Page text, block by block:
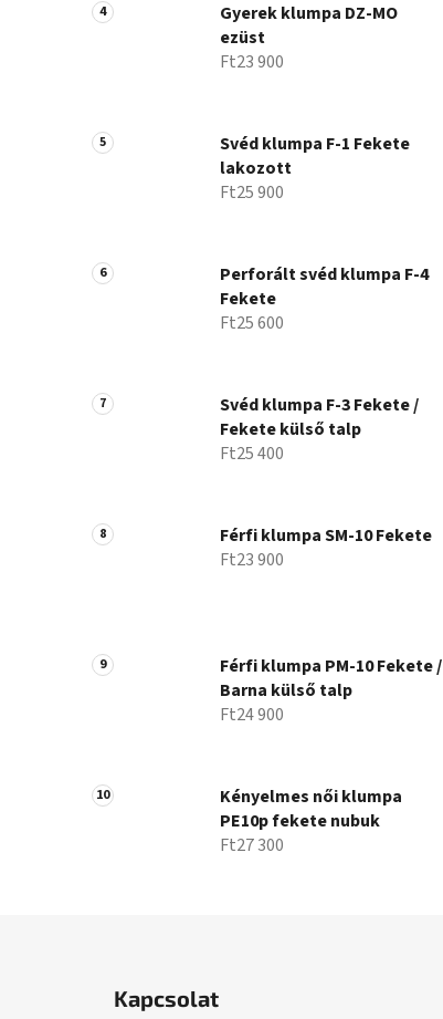
Gyerek klumpa DZ-MO
ezüst
Ft23 900
Svéd klumpa F-1 Fekete
lakozott
Ft25 900
Perforált svéd klumpa F-4
Fekete
Ft25 600
Svéd klumpa F-3 Fekete /
Fekete külső talp
Ft25 400
Férfi klumpa SM-10 Fekete
Ft23 900
Férfi klumpa PM-10 Fekete /
Barna külső talp
Ft24 900
Kényelmes női klumpa
PE10p fekete nubuk
Ft27 300
Kapcsolat